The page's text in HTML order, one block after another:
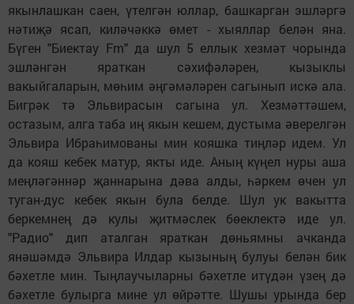
якынлашкан саен, үтелгән юллар, башкарган эшләргә
нәтиҗә ясап, киләчәккә өмет - хыяллар белән яна.
Бүген "Биектау Fm" да шул 5 еллык хезмәт чорында
эшләнгән яраткан сәхифәләрен, кызыклы
вакыйгаларын, мөһим әңгәмәләрен сагынып искә ала.
Бигрәк тә Эльвирасын сагына ул. Хезмәттәшем,
остазым, алга таба иң якын кешем, дустыма әверелгән
Эльвира Ибраһимованы мин кояшка тиңләр идем. Ул
да кояш кебек матур, якты иде. Аның күңел нуры аша
меңләгәннәр җаннарына дәва алды, һәркем өчен ул
туган-дус кебек якын була белде. Шул ук вакытта
беркемнең дә кулы җитмәслек бөеклектә иде ул.
"Радио" дип аталган яраткан дөньямны ачканда
янәшәмдә Эльвира Илдар кызының булуы белән бик
бәхетле мин. Тыңлаучыларны бәхетле итүдән үзең дә
бәхетле булырга мине ул өйрәтте. Шушы урында бер